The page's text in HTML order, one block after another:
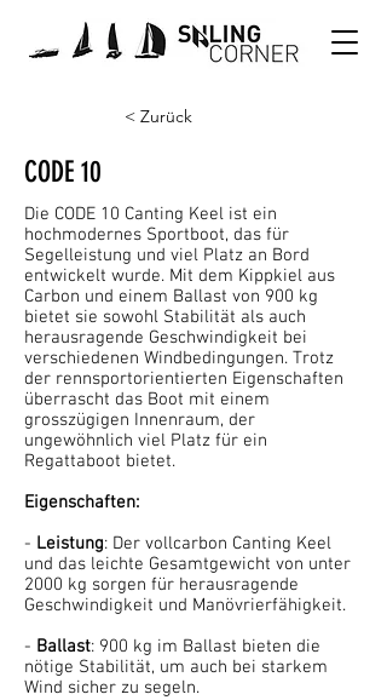
< Zurück
CODE 10
Die CODE 10 Canting Keel ist ein
hochmodernes Sportboot, das für
Segelleistung und viel Platz an Bord
entwickelt wurde. Mit dem Kippkiel aus
Carbon und einem Ballast von 900 kg
bietet sie sowohl Stabilität als auch
herausragende Geschwindigkeit bei
verschiedenen Windbedingungen. Trotz
der rennsportorientierten Eigenschaften
überrascht das Boot mit einem
grosszügigen Innenraum, der
ungewöhnlich viel Platz für ein
Regattaboot bietet.
Eigenschaften:
- Leistung: Der vollcarbon Canting Keel
und das leichte Gesamtgewicht von unter
2000 kg sorgen für herausragende
Geschwindigkeit und Manövrierfähigkeit.
- Ballast: 900 kg im Ballast bieten die
nötige Stabilität, um auch bei starkem
Wind sicher zu segeln.